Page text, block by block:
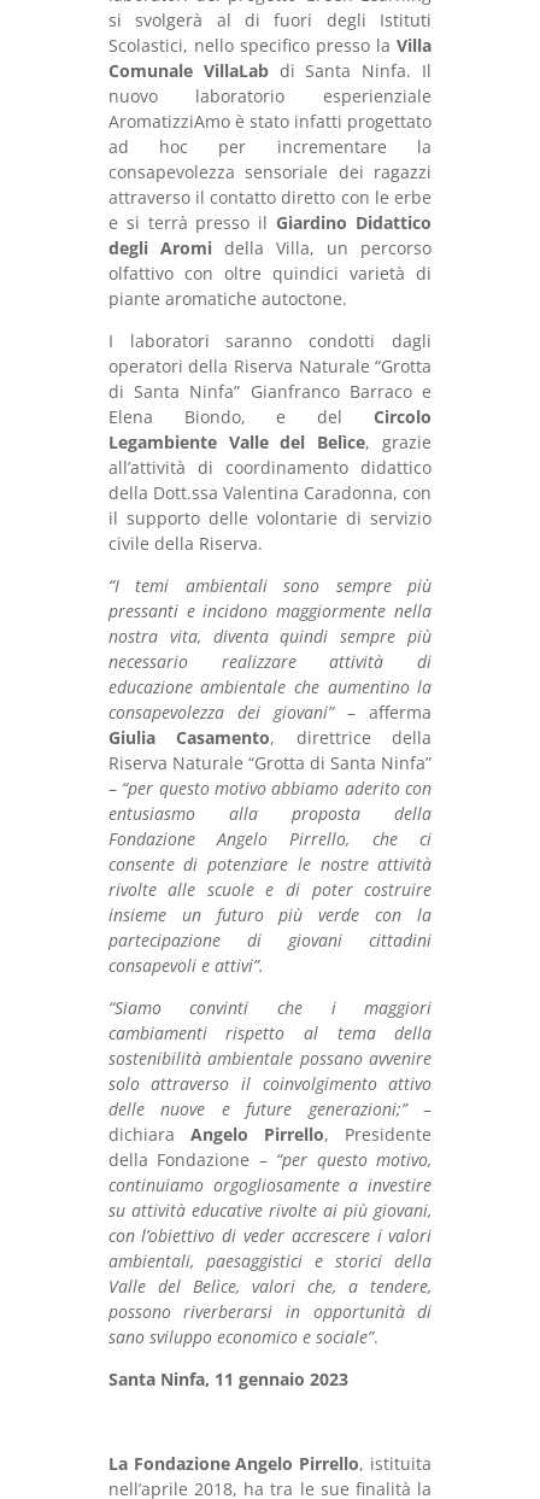
si svolgerà al di fuori degli Istituti
Scolastici, nello specifico presso laVilla
Comunale VillaLabdi Santa Ninfa. Il
nuovo laboratorio esperienziale
AromatizziAmo è stato infatti progettato
ad hoc per incrementare la
consapevolezza sensoriale dei ragazzi
attraverso il contatto diretto con le erbe
e si terrà presso il Giardino Didattico
degli Aromidella Villa, un percorso
olfattivo con oltre quindici varietà di
piante aromatiche autoctone.
I laboratori saranno condotti dagli
operatori della Riserva Naturale “Grotta
di Santa Ninfa” Gianfranco Barraco e
Elena Biondo, e delCircolo
Legambiente Valle del Belìce, grazie
all’attività di coordinamento didattico
della Dott.ssa Valentina Caradonna, con
il supporto delle volontarie di servizio
civile della Riserva.
“I temi ambientali sono sempre più
pressanti e incidono maggiormente nella
nostra vita, diventa quindi sempre più
necessario realizzare attività di
educazione ambientale che aumentino la
consapevolezza dei giovani”– afferma
Giulia Casamento, direttrice della
Riserva Naturale “Grotta di Santa Ninfa”
– “per questo motivo abbiamo aderito con
entusiasmo alla proposta della
Fondazione Angelo Pirrello, che ci
consente di potenziare le nostre attività
rivolte alle scuole e di poter costruire
insieme un futuro più verde con la
partecipazione di giovani cittadini
consapevoli e attivi”.
“Siamo convinti che i maggiori
cambiamenti rispetto al tema della
sostenibilità ambientale possano avvenire
solo attraverso il coinvolgimento attivo
delle nuove e future generazioni;”–
dichiara Angelo Pirrello, Presidente
della Fondazione – “per questo motivo,
continuiamo orgogliosamente a investire
su attività educative rivolte ai più giovani,
con l’obiettivo di veder accrescere i valori
ambientali, paesaggistici e storici della
Valle del Belìce, valori che, a tendere,
possono riverberarsi in opportunità di
sano sviluppo economico e sociale”.
Santa Ninfa, 11 gennaio 2023
La Fondazione Angelo Pirrello, istituita
nell’aprile 2018, ha tra le sue finalità la